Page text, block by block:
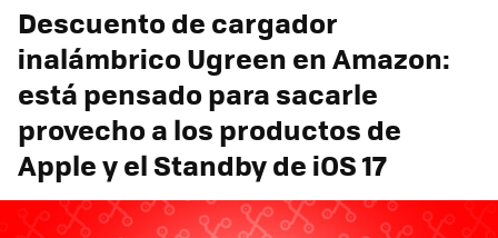
Descuento de cargador
inalámbrico Ugreen en Amazon:
está pensado para sacarle
provecho a los productos de
Apple y el Standby de iOS 17